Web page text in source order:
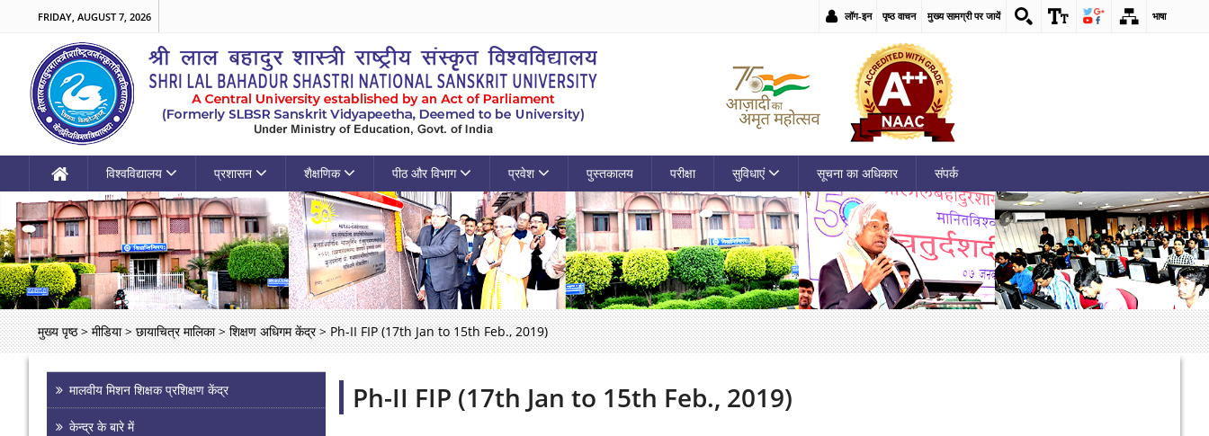
FRIDAY, AUGUST 7, 2026 लॉग-इन पृष्ठ वाचन मुख्य सामग्री पर जायें भाषा
विश्वविद्यालय प्रशासन शैक्षणिक पीठ और विभाग प्रवेश पुस्तकालय परीक्षा सुविधाएं सूचना का अधिकार संपर्क
मुख्य पृष्ठ > मीडिया > छायाचित्र मालिका > शिक्षण अधिगम केंद्र > Ph-II FIP (17th Jan to 15th Feb., 2019)
मालवीय मिशन शिक्षक प्रशिक्षण केंद्र
केन्द्र के बारे में
Ph-II FIP (17th Jan to 15th Feb., 2019)